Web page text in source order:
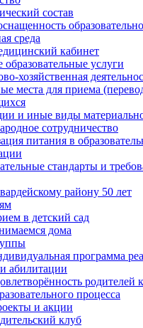
состав
среда
кабинет
услуги
хозяйственная
места для приема
и иные виды
сотрудничество
питания в
стандарты и
району 50 лет
в детский сад
дома
программа
абилитации
родителей
процесса
и акции
клуб